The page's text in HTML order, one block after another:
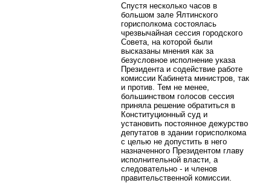
Спустя несколько часов в
большом зале Ялтинского
горисполкома состоялась
чрезвычайная сессия городского
Совета, на которой были
высказаны мнения как за
безусловное исполнение указа
Президента и содействие работе
комиссии Кабинета министров, так
и против. Тем не менее,
большинством голосов сессия
приняла решение обратиться в
Конституционный суд и
установить постоянное дежурство
депутатов в здании горисполкома
с целью не допустить в него
назначенного Президентом главу
исполнительной власти, а
следовательно - и членов
правительственной комиссии.